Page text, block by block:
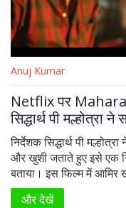
Anuj Kumar
Netflix पर Maharaj
सिद्धार्थ पी मल्होत्रा
निर्देशक सिद्धार्थ पी
और खुशी जताते हुए इसे एक
बताया। इस फिल्म में आमिर
कोर्ट द्वारा लगी रोक हटने
और देखें